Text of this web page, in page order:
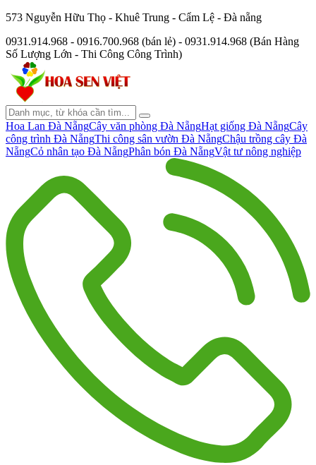
573 Nguyễn Hữu Thọ - Khuê Trung - Cẩm Lệ - Đà nẵng
0931.914.968 - 0916.700.968 (bán lẻ) - 0931.914.968 (Bán Hàng
Số Lượng Lớn - Thi Công Công Trình)
Hoa Lan Đà NẵngCây văn phòng Đà NẵngHạt giống Đà NẵngCây
công trình Đà NẵngThi công sân vườn Đà NẵngChậu trồng cây Đà
NẵngCỏ nhân tạo Đà NẵngPhân bón Đà NẵngVật tư nông nghiệp